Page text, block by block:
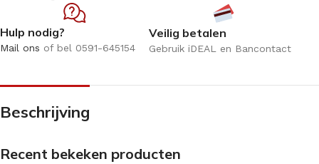
Hulp nodig?
Mail ons of bel 0591-645154
Veilig betalen
Gebruik iDEAL en Bancontact
Beschrijving
Recent bekeken producten